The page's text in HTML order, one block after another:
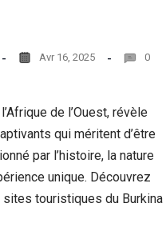
Avr 16, 2025 0
de l’Ouest, révèle
qui méritent d’être
par l’histoire, la nature
unique. Découvrez
touristiques du Burkina